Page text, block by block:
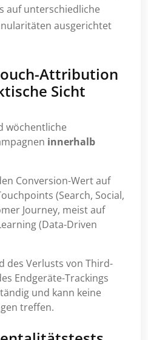
auf unterschiedliche
ausgerichtet
Attribution
Sicht
wöchentliche
innerhalb
Conversion-Wert auf
(Search, Social,
Journey, meist auf
(Data-Driven
des Verlusts von Third-
Endgeräte-Trackings
und kann keine
treffen.